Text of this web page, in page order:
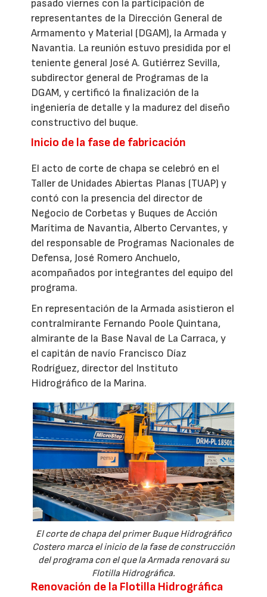
pasado viernes con la participación de
representantes de la Dirección General de
Armamento y Material (DGAM), la Armada y
Navantia. La reunión estuvo presidida por el
teniente general José A. Gutiérrez Sevilla,
subdirector general de Programas de la
DGAM, y certificó la finalización de la
ingeniería de detalle y la madurez del diseño
constructivo del buque.
Inicio de la fase de fabricación
El acto de corte de chapa se celebró en el
Taller de Unidades Abiertas Planas (TUAP) y
contó con la presencia del director de
Negocio de Corbetas y Buques de Acción
Marítima de Navantia, Alberto Cervantes, y
del responsable de Programas Nacionales de
Defensa, José Romero Anchuelo,
acompañados por integrantes del equipo del
programa.
En representación de la Armada asistieron el
contralmirante Fernando Poole Quintana,
almirante de la Base Naval de La Carraca, y
el capitán de navío Francisco Díaz
Rodríguez, director del Instituto
Hidrográfico de la Marina.
El corte de chapa del primer Buque Hidrográfico
Costero marca el inicio de la fase de construcción
del programa con el que la Armada renovará su
Flotilla Hidrográfica.
Renovación de la Flotilla Hidrográfica